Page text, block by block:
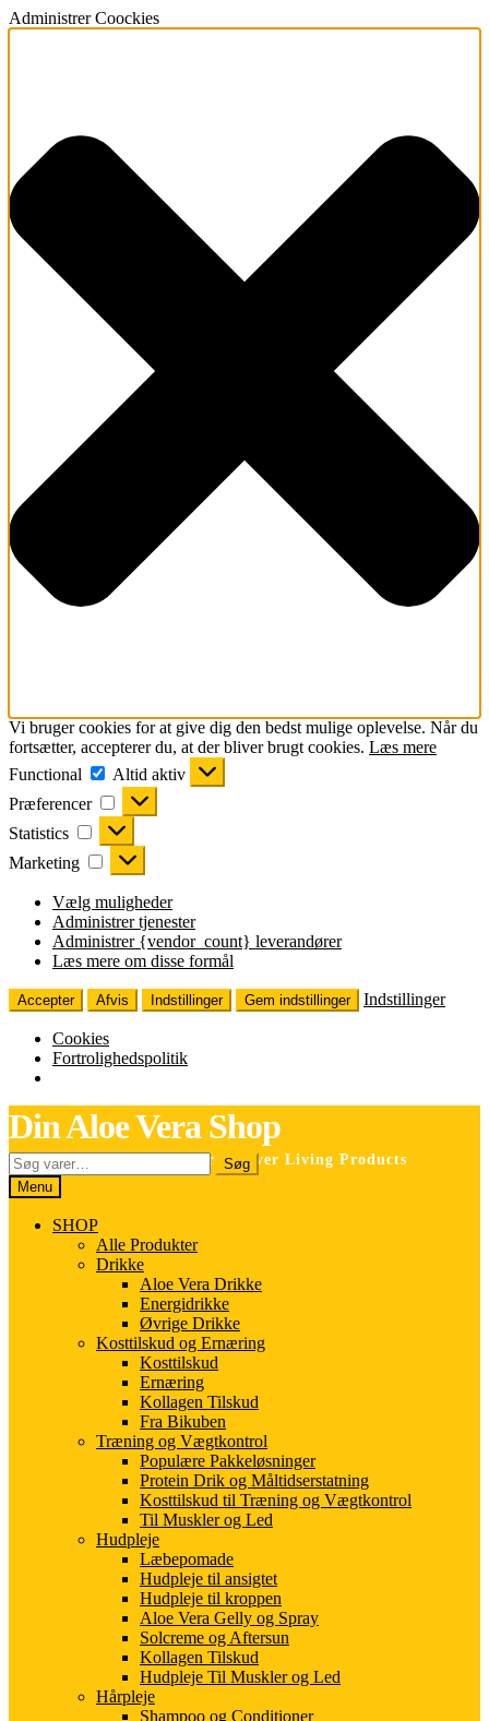
Administrer Coockies
Vi bruger cookies for at give dig den bedst mulige oplevelse. Når du
fortsætter, accepterer du, at der bliver brugt cookies. Læs mere
Functional
Functional
Altid aktiv
Præferencer
Præferencer
Statistics Statistics
Marketing Marketing
Vælg muligheder
Administrer tjenester
Administrer {vendor_count} leverandører
Læs mere om disse formål
Accepter Afvis Indstillinger Gem indstillinger Indstillinger
Cookies
Fortrolighedspolitik
Spring
til
navigation
Spring
til
indhold
Din Aloe Vera Shop
Selvstændig forhandler for Forever Living Products
Søg
efter:
Søg
Menu
SHOP
Alle Produkter
Drikke
Aloe Vera Drikke
Energidrikke
Øvrige Drikke
Kosttilskud og Ernæring
Kosttilskud
Ernæring
Kollagen Tilskud
Fra Bikuben
Træning og Vægtkontrol
Populære Pakkeløsninger
Protein Drik og Måltidserstatning
Kosttilskud til Træning og Vægtkontrol
Til Muskler og Led
Hudpleje
Læbepomade
Hudpleje til ansigtet
Hudpleje til kroppen
Aloe Vera Gelly og Spray
Solcreme og Aftersun
Kollagen Tilskud
Hudpleje Til Muskler og Led
Hårpleje
Shampoo og Conditioner